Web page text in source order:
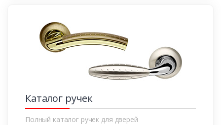
Каталог ручек
Полный каталог ручек для дверей